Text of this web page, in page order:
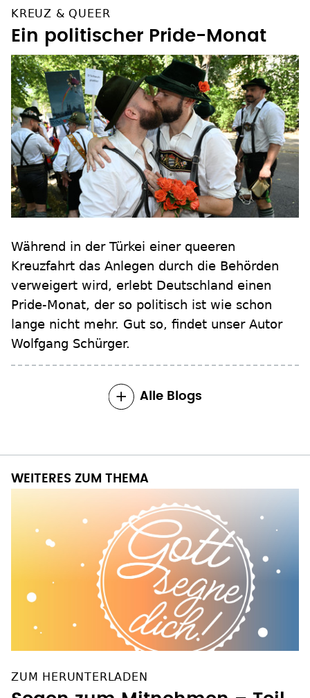
KREUZ & QUEER
Ein politischer Pride-Monat
Während in der Türkei einer queeren
Kreuzfahrt das Anlegen durch die Behörden
verweigert wird, erlebt Deutschland einen
Pride-Monat, der so politisch ist wie schon
lange nicht mehr. Gut so, findet unser Autor
Wolfgang Schürger.
Alle Blogs
WEITERES ZUM THEMA
ZUM HERUNTERLADEN